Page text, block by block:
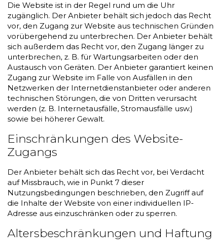
Die Website ist in der Regel rund um die Uhr
zugänglich. Der Anbieter behält sich jedoch das Recht
vor, den Zugang zur Website aus technischen Gründen
vorübergehend zu unterbrechen. Der Anbieter behält
sich außerdem das Recht vor, den Zugang länger zu
unterbrechen, z. B. für Wartungsarbeiten oder den
Austausch von Geräten. Der Anbieter garantiert keinen
Zugang zur Website im Falle von Ausfällen in den
Netzwerken der Internetdienstanbieter oder anderen
technischen Störungen, die von Dritten verursacht
werden (z. B. Internetausfälle, Stromausfälle usw.)
sowie bei höherer Gewalt.
Einschränkungen des Website-
Zugangs
Der Anbieter behält sich das Recht vor, bei Verdacht
auf Missbrauch, wie in Punkt 7 dieser
Nutzungsbedingungen beschrieben, den Zugriff auf
die Inhalte der Website von einer individuellen IP-
Adresse aus einzuschränken oder zu sperren.
Altersbeschränkungen und Haftung